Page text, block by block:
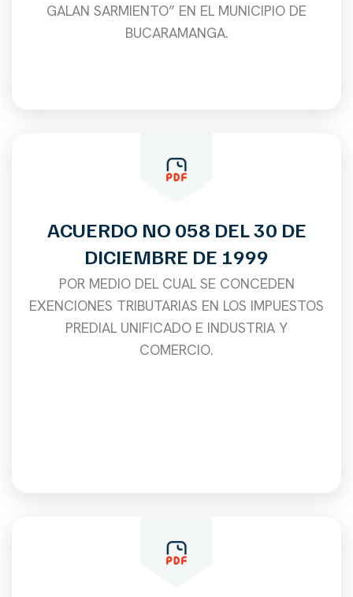
GALAN SARMIENTO” EN EL MUNICIPIO DE
BUCARAMANGA.
ACUERDO NO 058 DEL 30 DE
DICIEMBRE DE 1999
POR MEDIO DEL CUAL SE CONCEDEN
EXENCIONES TRIBUTARIAS EN LOS IMPUESTOS
PREDIAL UNIFICADO E INDUSTRIA Y
COMERCIO.